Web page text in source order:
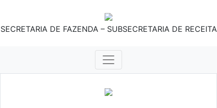
SECRETARIA DE FAZENDA – SUBSECRETARIA DE RECEITA